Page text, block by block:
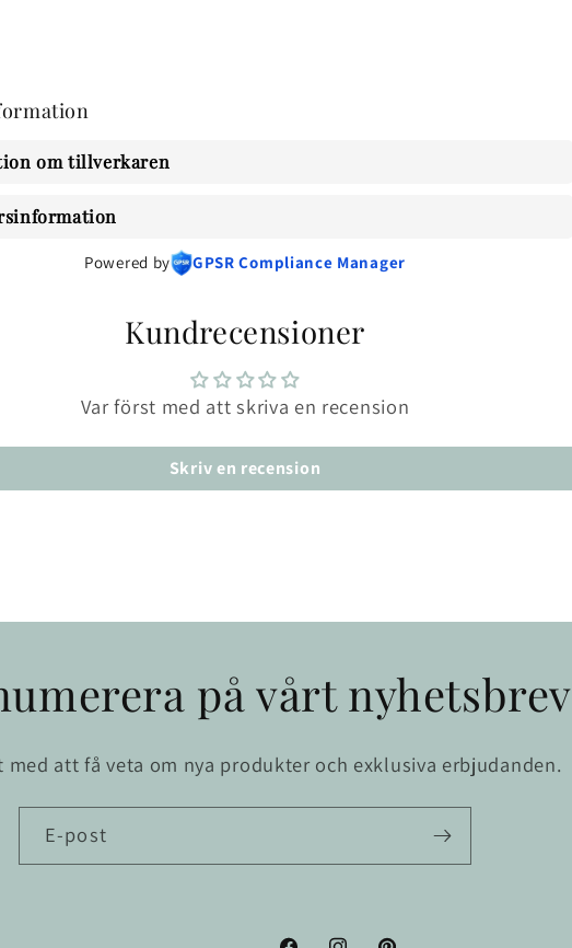
om tillverkaren
Powered by GPSR Compliance Manager
Kundrecensioner
Var först med att skriva en recension
Skriv en recension
på vårt nyhetsbrev
med att få veta om nya produkter och exklusiva erbjudanden.
E-post